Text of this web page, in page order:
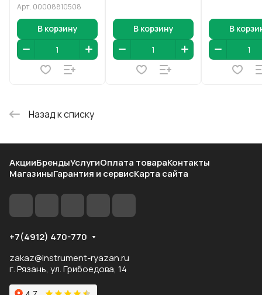
Арт. 00008810508
В корзину В корзину В
Назад к списку
АкцииБрендыУслугиОплата товараКонтакты
МагазиныГарантия и сервисКарта сайта
+7(4912) 470-770
zakaz@instrument-ryazan.ru
г. Рязань, ул. Грибоедова, 14